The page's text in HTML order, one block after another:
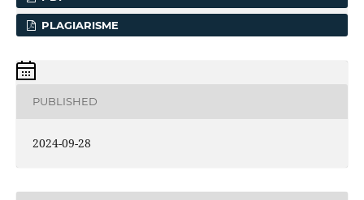
PLAGIARISME
PUBLISHED
2024-09-28